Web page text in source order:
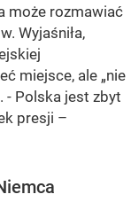
może rozmawiać
Wyjaśniła,
miejsce, ale „nie
- Polska jest zbyt
presji –